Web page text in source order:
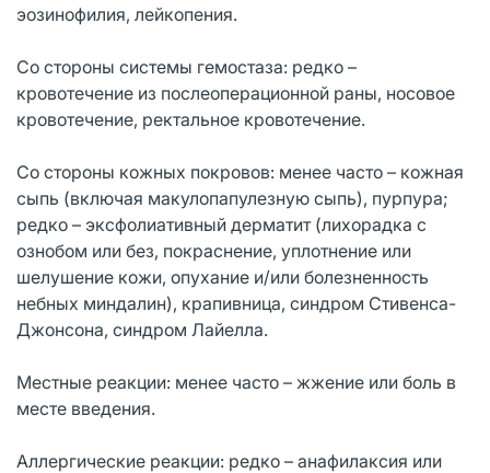
эозинофилия, лейкопения.
Со стороны системы гемостаза: редко –
кровотечение из послеоперационной раны, носовое
кровотечение, ректальное кровотечение.
Со стороны кожных покровов: менее часто – кожная
сыпь (включая макулопапулезную сыпь), пурпура;
редко – эксфолиативный дерматит (лихорадка с
ознобом или без, покраснение, уплотнение или
шелушение кожи, опухание и/или болезненность
небных миндалин), крапивница, синдром Стивенса-
Джонсона, синдром Лайелла.
Местные реакции: менее часто – жжение или боль в
месте введения.
Аллергические реакции: редко – анафилаксия или